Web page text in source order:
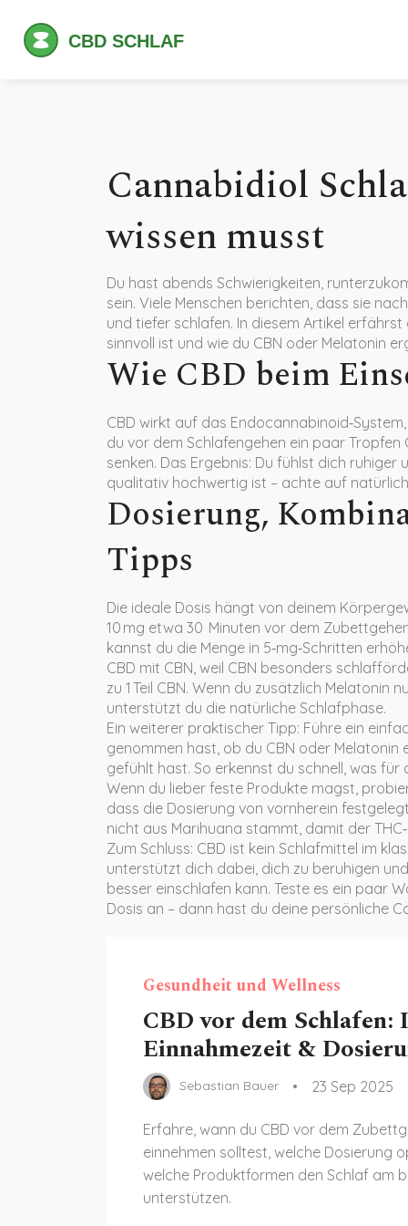
Cannabidiol
wissen musst
Du hast abends Schwierigkeiten,
sein. Viele Menschen berichten, dass sie
und tiefer schlafen. In diesem Artikel
sinnvoll ist und wie du CBN oder Melatonin
Wie CBD beim
CBD wirkt auf das
du vor dem Schlafengehen ein paar Tropfen
senken. Das Ergebnis: Du fühlst dich
qualitativ hochwertig ist – achte auf
Dosierung,
Tipps
Die ideale Dosis hängt von deinem
10 mg etwa 30 Minuten vor dem
kannst du die Menge in 5‑mg‑Schritten
CBD mit CBN, weil CBN besonders
zu 1 Teil CBN. Wenn du zusätzlich Melatonin
unterstützt du die natürliche Schlafphase.
Ein weiterer praktischer Tipp: Führe ein
genommen hast, ob du CBN oder
gefühlt hast. So erkennst du schnell, was
Wenn du lieber feste Produkte magst,
dass die Dosierung von vornherein
nicht aus Marihuana stammt, damit der
Zum Schluss: CBD ist kein Schlafmittel im
unterstützt dich dabei, dich zu beruhigen
besser einschlafen kann. Teste es ein paar
Dosis an – dann hast du deine persönliche
Gesundheit und Wellness
CBD vor dem Schlafen:
Einnahmezeit &
Sebastian Bauer 23 Sep 2025
Erfahre, wann du CBD vor dem
einnehmen solltest, welche Dosierung
welche Produktformen den Schlaf am
unterstützen.